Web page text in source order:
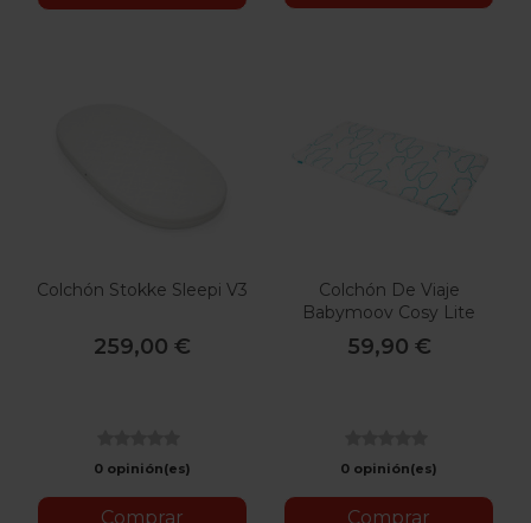
Colchón Stokke Sleepi V3
259,00 €
0 opinión(es)
Comprar
Colchón De Viaje
Babymoov Cosy Lite
59,90 €
0 opinión(es)
Comprar